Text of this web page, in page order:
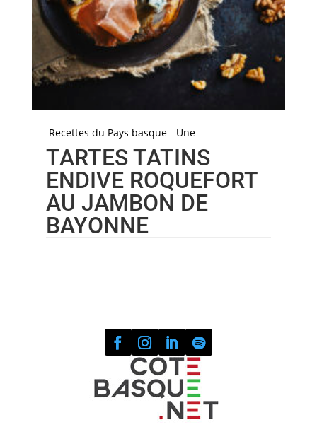
Recettes du Pays basque Une
TARTES TATINS
ENDIVE ROQUEFORT
AU JAMBON DE
BAYONNE